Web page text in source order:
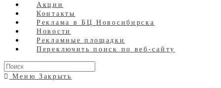
Акции
Контакты
Реклама в БЦ Новосибирска
Новости
Рекламные площадки
Переключить поиск по веб-сайту
Меню Закрыть